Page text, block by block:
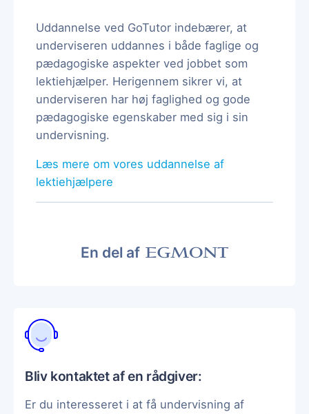
Uddannelse ved GoTutor indebærer, at
underviseren uddannes i både faglige og
pædagogiske aspekter ved jobbet som
lektiehjælper. Herigennem sikrer vi, at
underviseren har høj faglighed og gode
pædagogiske egenskaber med sig i sin
undervisning.
Læs mere om vores uddannelse af
lektiehjælpere
En del af
Bliv kontaktet af en rådgiver:
Er du interesseret i at få undervisning af